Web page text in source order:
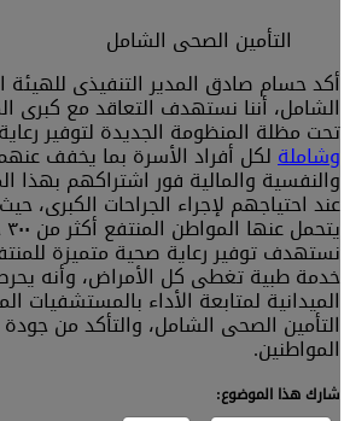
التأمين الصحى الشامل
أكد حسام صادق المدير التنفيذى للهيئة
الشامل، أننا نستهدف التعاقد مع كبرى
تحت مظلة المنظومة الجديدة لتوفير رعاية
وشاملةلكل أفراد الأسرة بما يخفف
والنفسية والمالية فور اشتراكهم
عند احتياجهم لإجراء الجراحات الكبرى،
خدمة طبية تغطى كل الأمراض، وأنه
الميدانية لمتابعة الأداء
التأمين الصحى الشامل، والتأكد من
المواطنين.
شارك هذا الموضوع: